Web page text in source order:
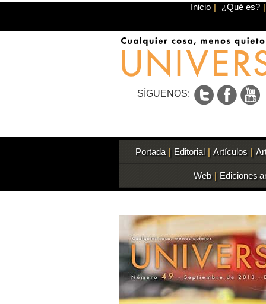
Inicio | ¿Qué es? |
SÍGUENOS:
Portada | Editorial | Artículos |
Web | Ediciones